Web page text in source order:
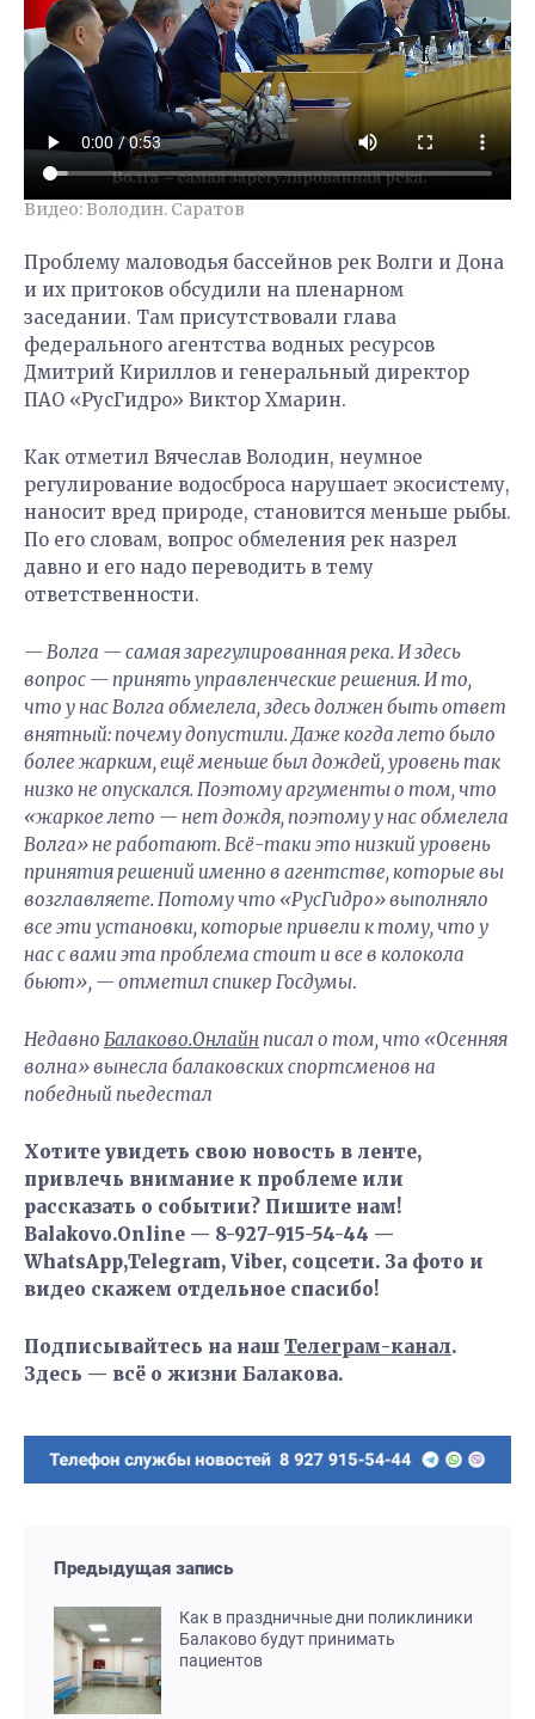
Видео: Володин. Саратов
Проблему маловодья бассейнов рек Волги и Дона
и их притоков обсудили на пленарном
заседании. Там присутствовали глава
федерального агентства водных ресурсов
Дмитрий Кириллов и генеральный директор
ПАО «РусГидро» Виктор Хмарин.
Как отметил Вячеслав Володин, неумное
регулирование водосброса нарушает экосистему,
наносит вред природе, становится меньше рыбы.
По его словам, вопрос обмеления рек назрел
давно и его надо переводить в тему
ответственности.
— Волга — самая зарегулированная река. И здесь
вопрос — принять управленческие решения. И то,
что у нас Волга обмелела, здесь должен быть ответ
внятный: почему допустили. Даже когда лето было
более жарким, ещё меньше был дождей, уровень так
низко не опускался. Поэтому аргументы о том, что
«жаркое лето — нет дождя, поэтому у нас обмелела
Волга» не работают. Всё-таки это низкий уровень
принятия решений именно в агентстве, которые вы
возглавляете. Потому что «РусГидро» выполняло
все эти установки, которые привели к тому, что у
нас с вами эта проблема стоит и все в колокола
бьют», — отметил спикер Госдумы.
Недавно Балаково.Онлайн писал о том, что «Осенняя
волна» вынесла балаковских спортсменов на
победный пьедестал
Хотите увидеть свою новость в ленте,
привлечь внимание к проблеме или
рассказать о событии? Пишите нам!
Balakovo.Online — 8-927-915-54-44 —
WhatsApp,Telegram, Viber, соцсети. За фото и
видео скажем отдельное спасибо!
Подписывайтесь на наш Телеграм-канал.
Здесь — всё о жизни Балакова.
Предыдущая запись
Как в праздничные дни поликлиники
Балаково будут принимать
пациентов